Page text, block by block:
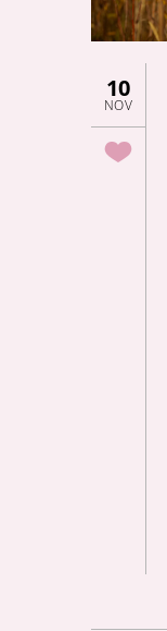
10
NOV